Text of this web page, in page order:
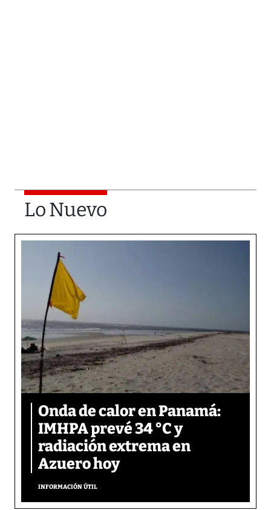
Lo Nuevo
Onda de calor en Panamá:
IMHPA prevé 34 °C y
radiación extrema en
Azuero hoy
INFORMACIÓN ÚTIL